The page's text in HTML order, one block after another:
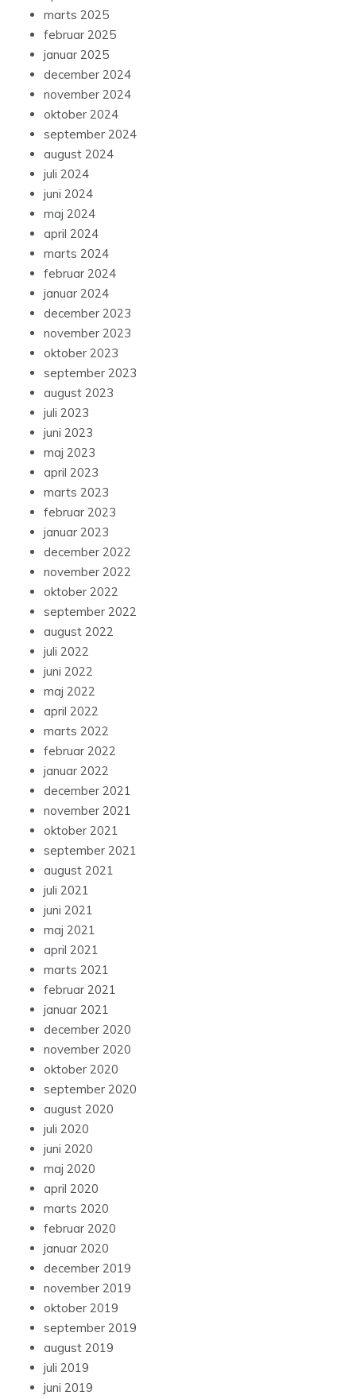
marts 2025
februar 2025
januar 2025
december 2024
november 2024
oktober 2024
september 2024
august 2024
juli 2024
juni 2024
maj 2024
april 2024
marts 2024
februar 2024
januar 2024
december 2023
november 2023
oktober 2023
september 2023
august 2023
juli 2023
juni 2023
maj 2023
april 2023
marts 2023
februar 2023
januar 2023
december 2022
november 2022
oktober 2022
september 2022
august 2022
juli 2022
juni 2022
maj 2022
april 2022
marts 2022
februar 2022
januar 2022
december 2021
november 2021
oktober 2021
september 2021
august 2021
juli 2021
juni 2021
maj 2021
april 2021
marts 2021
februar 2021
januar 2021
december 2020
november 2020
oktober 2020
september 2020
august 2020
juli 2020
juni 2020
maj 2020
april 2020
marts 2020
februar 2020
januar 2020
december 2019
november 2019
oktober 2019
september 2019
august 2019
juli 2019
juni 2019